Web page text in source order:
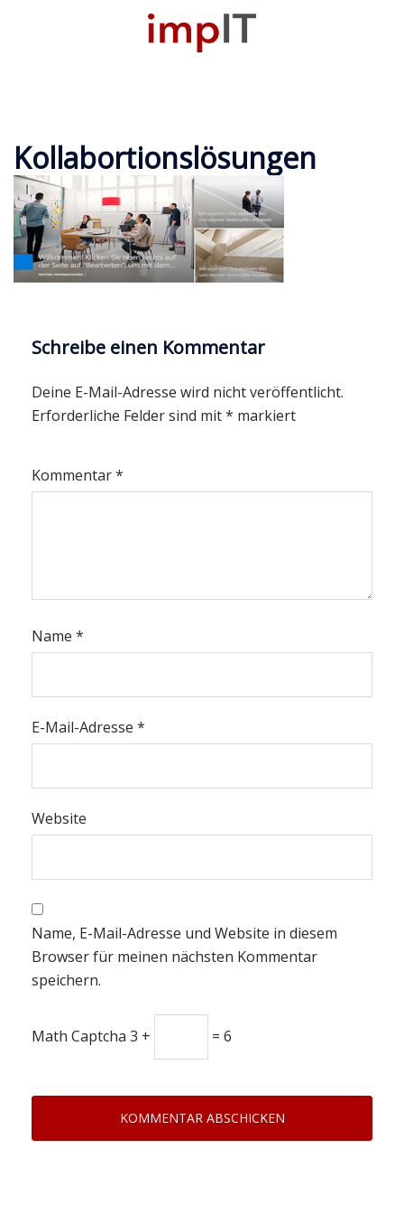
Kollabortionslösungen
Schreibe einen Kommentar
Deine E-Mail-Adresse wird nicht veröffentlicht.
Erforderliche Felder sind mit* markiert
Kommentar*
Name *
E-Mail-Adresse *
Website
Name, E-Mail-Adresse und Website in diesem
Browser für meinen nächsten Kommentar
speichern.
Math Captcha 3 + = 6